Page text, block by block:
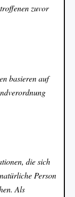
zuvor
basieren auf
die sich
Person
Als